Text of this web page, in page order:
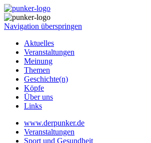
Navigation überspringen
Aktuelles
Veranstaltungen
Meinung
Themen
Geschichte(n)
Köpfe
Über uns
Links
www.derpunker.de
Veranstaltungen
Sport und Gesundheit